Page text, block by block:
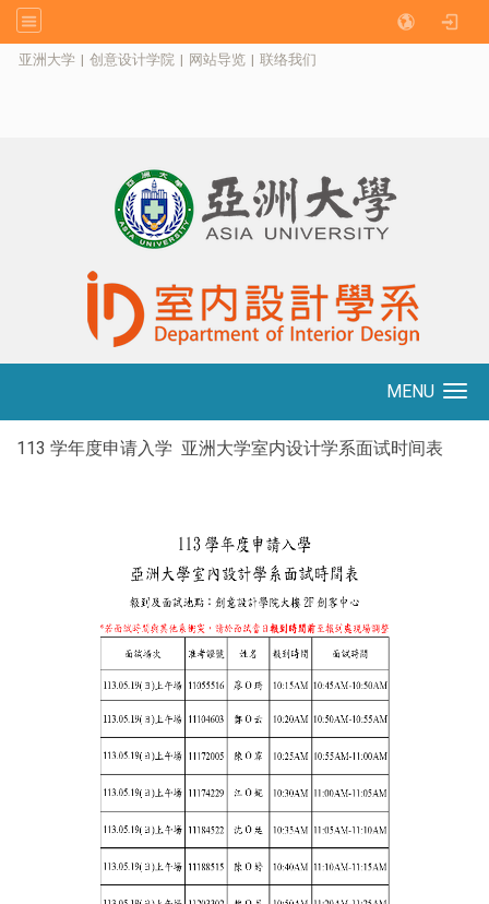
亚洲大学 | 创意设计学院 | 网站导览 | 联络我们
MENU
113 学年度申请入学 亚洲大学室内设计学系面试时间表